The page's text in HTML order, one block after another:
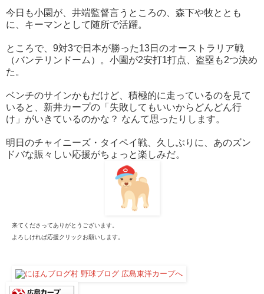
今日も小園が、井端監督言うところの、森下や牧ととも
に、キーマンとして随所で活躍。
ところで、9対3で日本が勝った13日のオーストラリア戦
（バンテリンドーム）。小園が2安打1打点、盗塁も2つ決め
た。
ベンチのサインかもだけど、積極的に走っているのを見て
いると、新井カープの「失敗してもいいからどんどん行
け」がいきているのかな？ なんて思ったりします。
明日のチャイニーズ・タイペイ戦、久しぶりに、あのズン
ドバな賑々しい応援がちょっと楽しみだ。
来てくださってありがとうございます。
よろしければ応援クリックお願いします。